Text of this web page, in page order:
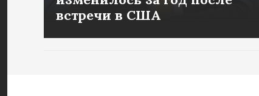
встречи в США